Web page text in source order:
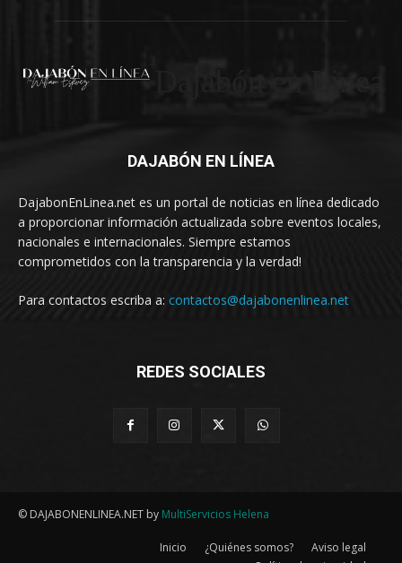
DAJABÓN EN LÍNEA
DajabonEnLinea.net es un portal de noticias en línea dedicado
a proporcionar información actualizada sobre eventos locales,
nacionales e internacionales. Siempre estamos
comprometidos con la transparencia y la verdad!
Para contactos escriba a: contactos@dajabonenlinea.net
REDES SOCIALES
© DAJABONENLINEA.NET by MultiServicios Helena
Inicio ¿Quiénes somos?
Aviso legal